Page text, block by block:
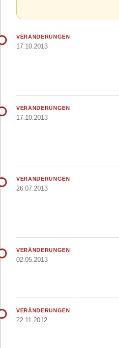
VERÄNDERUNGEN
17.10.2013
VERÄNDERUNGEN
17.10.2013
VERÄNDERUNGEN
26.07.2013
VERÄNDERUNGEN
02.05.2013
VERÄNDERUNGEN
22.11.2012